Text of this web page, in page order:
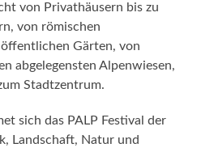
von Privathäusern bis zu
von römischen
Gärten, von
abgelegensten Alpenwiesen,
Stadtzentrum.
sich das PALP Festival der
Landschaft, Natur und